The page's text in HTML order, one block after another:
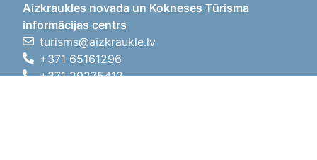
Aizkraukles novada un Kokneses Tūrisma
informācijas centrs
turisms@aizkraukle.lv
+371 65161296
+371 29275412